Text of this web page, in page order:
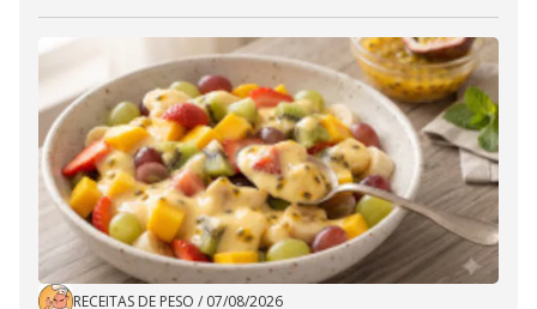
RECEITAS DE PESO / 07/08/2026